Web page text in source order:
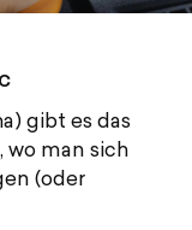
gibt es das
wo man sich
(oder